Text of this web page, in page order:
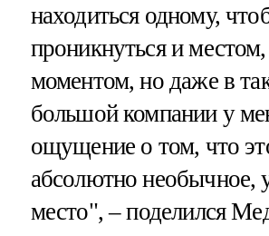
находиться одному,
проникнуться и
моментом, но даже в
большой компании у
ощущение о том, что
абсолютно необычное,
место", – поделился